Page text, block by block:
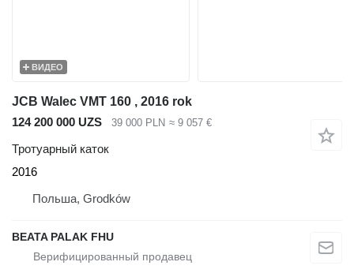
ВИДЕО
JCB Walec VMT 160 , 2016 rok
124 200 000 UZS
39 000 PLN ≈ 9 057 €
Тротуарный каток
2016
Польша, Grodków
BEATA PALAK FHU